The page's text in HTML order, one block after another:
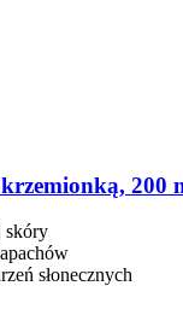
200
skóry
słonecznych